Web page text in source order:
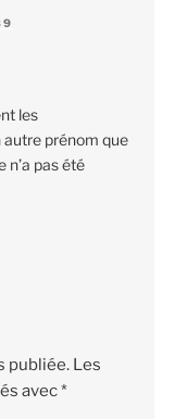
les
prénom que
n’a pas été
publiée. Les
avec*